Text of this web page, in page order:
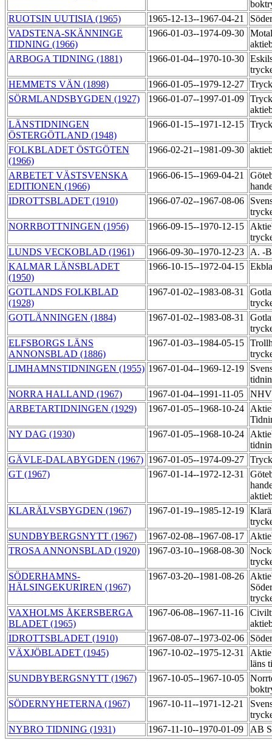
RUOTSIN UUTISIA (1965)
1965-12-13--1967-04-21
VADSTENA-SKÄNNINGE
TIDNING (1966)
1966-01-03--1974-09-30
ARBOGA TIDNING (1881)
1966-01-04--1970-10-30
HEMMETS VÄN (1898)
1966-01-05--1979-12-27
SÖRMLANDSBYGDEN (1927)
1966-01-07--1997-01-09
LÄNSTIDNINGEN
ÖSTERGÖTLAND (1948)
1966-01-15--1971-12-15
FOLKBLADET ÖSTGÖTEN
(1966)
1966-02-21--1981-09-30
ARBETET VÄSTSVENSKA
EDITIONEN (1966)
1966-06-15--1969-04-21
IDROTTSBLADET (1910)
1966-07-02--1967-08-06
NORRBOTTNINGEN (1956)
1966-09-15--1970-12-15
LUNDS VECKOBLAD (1961)
1966-09-30--1970-12-23
A. -
KALMAR LÄNSBLADET
(1950)
1966-10-15--1972-04-15
GOTLANDS FOLKBLAD
(1928)
1967-01-02--1983-08-31
GOTLÄNNINGEN (1884)
1967-01-02--1983-08-31
ELFSBORGS LÄNS
ANNONSBLAD (1886)
1967-01-03--1984-05-15
LIMHAMNSTIDNINGEN (1955) 1967-01-04--1969-12-19
NORRA HALLAND (1967)
1967-01-04--1991-11-05
ARBETARTIDNINGEN (1929)
1967-01-05--1968-10-24
NY DAG (1930)
1967-01-05--1968-10-24
GÄVLE-DALABYGDEN (1967) 1967-01-05--1974-09-27
GT (1967)
1967-01-14--1972-12-31
KLARÄLVSBYGDEN (1967)
1967-01-19--1985-12-19
SUNDBYBERGSNYTT (1967)
1967-02-08--1967-08-17
TROSA ANNONSBLAD (1920)
1967-03-10--1968-08-30
SÖDERHAMNS-
HÄLSINGEKURIREN (1967)
1967-03-20--1981-08-26
VAXHOLMS ÅKERSBERGA
BLADET (1965)
1967-06-08--1967-11-16
IDROTTSBLADET (1910)
1967-08-07--1973-02-06
VÄXJÖBLADET (1945)
1967-10-02--1975-12-31
läns
SUNDBYBERGSNYTT (1967)
1967-10-05--1967-10-05
SÖDERNYHETERNA (1967)
1967-10-11--1971-12-21
NYBRO TIDNING (1931)
1967-11-10--1970-01-09 AB